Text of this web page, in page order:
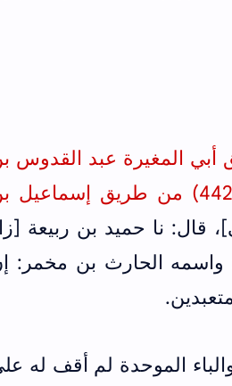
في الزهد (ص399) من طريق أبي المغيرة عبد
الحجاج الخولاني والدولابي في الكنى والأسماء (ج2/ص442) من طريق
قال: نا حميد بن ربيعة
واسمه الحارث بن مخمر:
الموحدة لم أقف له